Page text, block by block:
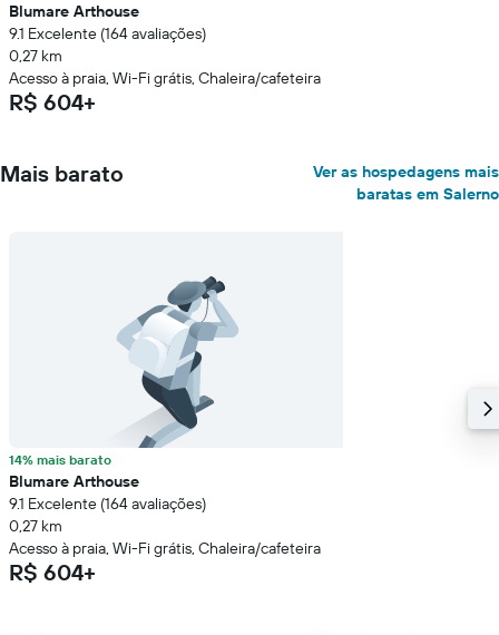
Blumare Arthouse
9.1 Excelente (164 avaliações)
0,27 km
Acesso à praia, Wi-Fi grátis, Chaleira/cafeteira
R$ 604+
Mais barato
Ver as hospedagens mais
baratas em Salerno
14% mais barato
Blumare Arthouse
9.1 Excelente (164 avaliações)
0,27 km
Acesso à praia, Wi-Fi grátis, Chaleira/cafeteira
R$ 604+